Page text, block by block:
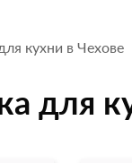
кухни в Чехове
для